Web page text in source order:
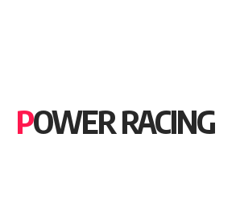
POWER RACING